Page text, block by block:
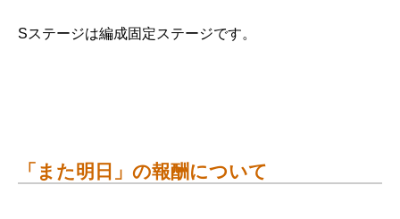
Sステージは編成固定ステージです。
「また明日」の報酬について